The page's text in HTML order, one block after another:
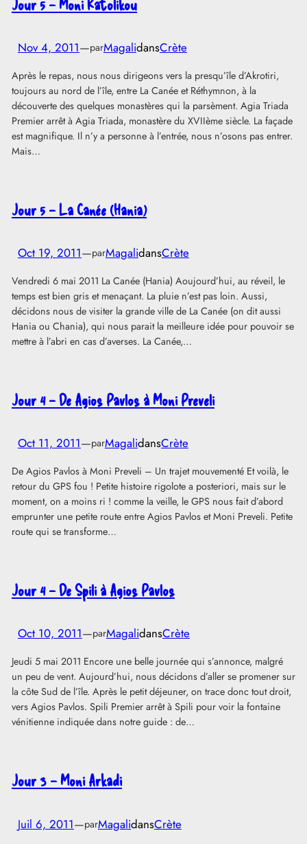
Jour 5 – Moni Katolikou
Nov 4, 2011—parMagalidansCrète
Après le repas, nous nous dirigeons vers la presqu’île d’Akrotiri,
toujours au nord de l’île, entre La Canée et Réthymnon, à la
découverte des quelques monastères qui la parsèment. Agia Triada
Premier arrêt à Agia Triada, monastère du XVIIème siècle. La façade
est magnifique. Il n’y a personne à l’entrée, nous n’osons pas entrer.
Mais…
Jour 5 – La Canée (Hania)
Oct 19, 2011—parMagalidansCrète
Vendredi 6 mai 2011 La Canée (Hania) Aoujourd’hui, au réveil, le
temps est bien gris et menaçant. La pluie n’est pas loin. Aussi,
décidons nous de visiter la grande ville de La Canée (on dit aussi
Hania ou Chania), qui nous parait la meilleure idée pour pouvoir se
mettre à l’abri en cas d’averses. La Canée,…
Jour 4 – De Agios Pavlos à Moni Preveli
Oct 11, 2011—parMagalidansCrète
De Agios Pavlos à Moni Preveli – Un trajet mouvementé Et voilà, le
retour du GPS fou ! Petite histoire rigolote a posteriori, mais sur le
moment, on a moins ri ! comme la veille, le GPS nous fait d’abord
emprunter une petite route entre Agios Pavlos et Moni Preveli. Petite
route qui se transforme…
Jour 4 – De Spili à Agios Pavlos
Oct 10, 2011—parMagalidansCrète
Jeudi 5 mai 2011 Encore une belle journée qui s’annonce, malgré
un peu de vent. Aujourd’hui, nous décidons d’aller se promener sur
la côte Sud de l’île. Après le petit déjeuner, on trace donc tout droit,
vers Agios Pavlos. Spili Premier arrêt à Spili pour voir la fontaine
vénitienne indiquée dans notre guide : de…
Jour 3 – Moni Arkadi
Juil 6, 2011—parMagalidansCrète